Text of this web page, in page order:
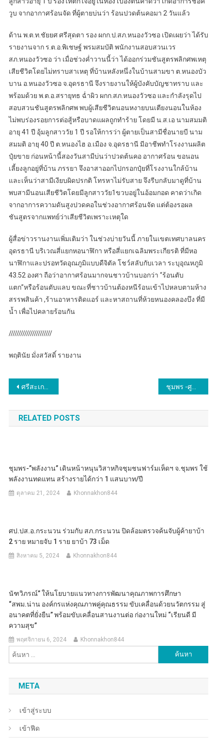
วูบ จากอากาศร้อนจัด ที่ผู้ตายบ่นว่า ร้อนปวดต้นคอมา 2 วันแล้ว
ด้าน พ.ต.ท.ชัยยศ ศรีสุดตา รอง ผกก.ป.สภ.หนองวัวซอ เปิดเผยว่า ได้รับ
รายงานจาก ร.ต.อ.พิเชษฐ์ พรมสมบัติ พนักงานสอบสวนเวร
สภ.หนองวัวซอ ว่า เมื่อช่วงค่ำวานนี้ว่า ได้ออกร่วมชันสูตรพลิกศพเหตุ
เสียชีวิตโดยไม่ทราบสาเหตุ ที่บ้านหลังหนึ่งในบ้านสามขา ต.หนองบัว
บาน อ.หนองวัวซอ จ.อุดรธานี จึงรายงานให้ผู้บังคับบัญชาทราบ และ
พร้อมด้วย พ.ต.อ.สรายุทธ ฉ่ำผิว ผกก.สภ.หนองวัวซอ และกำลังรุดไป
สอบสวนชันสูตรพลิกศพ พบผู้เสียชีวิตนอนหงายบนเตียงนอนในห้อง
ไม่พบร่องรอยการต่อสู้หรือบาดแผลถูกทำร้าย โดยมี น.ส.เอ นามสมมติ
อายุ 41 ปี อุ้มลูกสาววัย 1 ปี รอให้การว่า ผู้ตายเป็นสามีชื่อนายบี นาม
สมมติ อายุ 40 ปี ต.หนองไฮ อ.เมือง จ.อุดรธานี มีอาชีพทำโรงงานผลิต
ปุ๋ยขาย ก่อนหน้านี้สองวันสามีบ่นว่าปวดต้นคอ อากาศร้อน ขอนอน
เลี้ยงลูกอยู่ที่บ้าน ภรรยา จึงอาสาออกไปกรอกปุ๋ยที่โรงงานใกล้บ้าน
และเห็นว่าสามีเงียบผิดปรกติ โทรหาไม่รับสาย จึงรีบกลับมาดูที่บ้าน
พบสามีนอนเสียชีวิตโดยมีลูกสาววัย1ขวบอยู่ในอ้อมกอด คาดว่าเกิด
จากอาการความดันสูงปวดคอในช่วงอากาศร้อนจัด แต่ต้องรอผล
ชันสูตรจากแพทย์ว่าเสียชีวิตเพราะเหตุใด
ผู้สื่อข่าวรานงานเพิ่มเติมว่า ในช่วงบ่ายวันนี้ ภายในเขตเทศบาลนคร
อุดรธานี บริเวณสี่แยกหอนาฬิกา หรือสี่แยกเฉลิมพระเกียรติ ที่มีหอ
นาฬิกาและปรอทวัดอุณภูมิแบบดืจิตัล โชว์สลับกับเวลา ระบุอุณหภูมิ
43.52 องศา ถือว่าอากาศร้อนมากจนชาวบ้านบอกว่า “ร้อนตับ
แตก”หรือร้อนตับแลบ ขณะที่ชาวบ้านต้องหนีร้อนเข้าไปหลบตามห้าง
สรรพสินค้า ,ร้านอาหารติดแอร์ และหาสถานที่ห้วยหนองคลองบึง ที่มี
น้ำ เพื่อไปคลายร้อนกัน
//////////////////////
พฤตินัย มั่งสวัสดิ์ รายงาน
แนะแนว
เรื่อง
ศรีสะเกษ ตร.ฝ่ายปกครองบุกชาร์จจับกุมหนุ่มหนีทหารพร้อมระเบิดสังหารและปืน ผกก.เผยผู้ต้องหาเคยเป็นผู้เกี่ยวข้องกับยาเสพติดต้องโทษจำคุกมาแล้วติดเกณฑ์ทหารแต่หนีทหาร
RELATED POSTS
ชุมพร-”พลังงาน” เดินหน้าหนุนวิสาหกิจชุมชนฟาร์มเห็ดฯ จ.ชุมพร ใช้
พลังงานทดแทน สร้างรายได้กว่า 1 แสนบาท/ปี
ตุลาคม 21, 2024 Khonnakhon844
ศป.ปส.อ.กระนวน ร่วมกับ สภ.กระนวน ปิดล้อมตรวจค้นจับผู้ค้ายาบ้า
2 ราย หมายจับ 1 ราย ยาบ้า 73 เม็ด
สิงหาคม 5, 2024 Khonnakhon844
นัฑวิภรณ์” ให้นโยบายแนวทางการพัฒนาคุณภาพการศึกษา
“สพม.น่าน องค์กรแห่งคุณภาพคู่คุณธรรม ขับเคลื่อนด้วยนวัตกรรม สู่
อนาคตที่ยั่งยืน” พร้อมขับเคลื่อนสานงานต่อ ก่องานใหม่ “เรียนดี มี
ความสุข”
พฤศจิกายน 6, 2024 Khonnakhon844
สำหรับ:
META
เข้าสู่ระบบ
เข้าฟีด